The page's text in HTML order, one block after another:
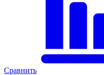
Сравнить